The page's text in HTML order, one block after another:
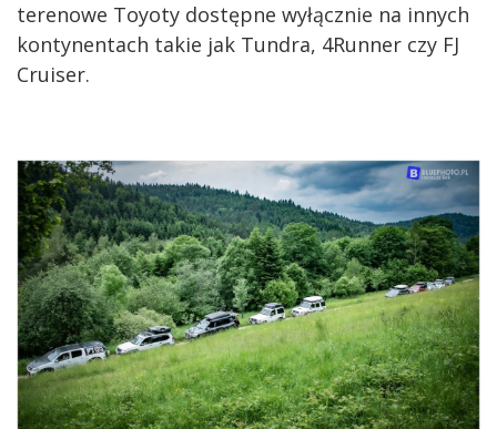
terenowe Toyoty dostępne wyłącznie na innych
kontynentach takie jak Tundra, 4Runner czy FJ
Cruiser.